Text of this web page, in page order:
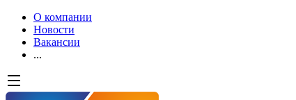
О компании
Новости
Вакансии
...